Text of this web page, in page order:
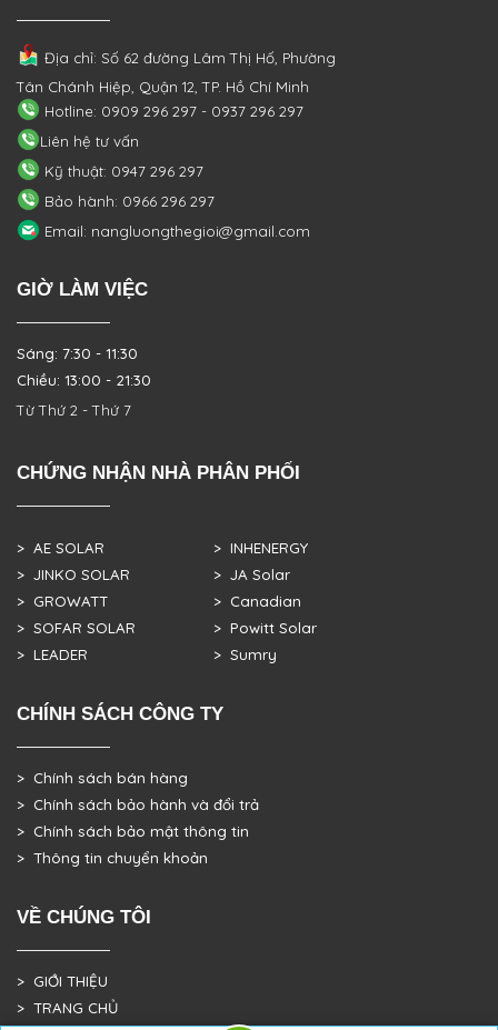
Địa chỉ: Số 62 đường Lâm Thị Hố, Phường
Tân Chánh Hiệp, Quận 12, TP. Hồ Chí Minh
Hotline: 0909 296 297 - 0937 296 297
Liên hệ tư vấn
Kỹ thuật: 0947 296 297
Bảo hành: 0966 296 297
Email: nangluongthegioi@gmail.com
GIỜ LÀM VIỆC
Sáng: 7:30 - 11:30
Chiều: 13:00 - 21:30
Từ Thứ 2 - Thứ 7
CHỨNG NHẬN NHÀ PHÂN PHỐI
> AE SOLAR
> JINKO SOLAR
> GROWATT
> SOFAR SOLAR
> LEADER
> INHENERGY
> JA Solar
> Canadian
> Powitt Solar
> Sumry
CHÍNH SÁCH CÔNG TY
> Chính sách bán hàng
> Chính sách bảo hành và đổi trả
> Chính sách bảo mật thông tin
> Thông tin chuyển khoản
VỀ CHÚNG TÔI
> GIỚI THIỆU
> TRANG CHỦ